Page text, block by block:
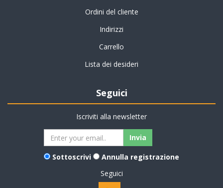
Ordini del cliente
Indirizzi
Carrello
Lista dei desideri
Seguici
Iscriviti alla newsletter
Sottoscrivi
Annulla registrazione
Seguici